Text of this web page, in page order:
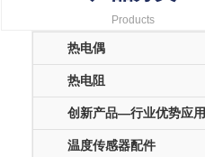
Products
热电偶
热电阻
创新产品—行业优势应用
温度传感器配件